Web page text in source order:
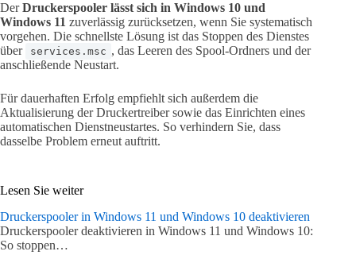
DerDruckerspooler lässt sich in Windows 10 und
Windows 11 zuverlässig zurücksetzen, wenn Sie systematisch
vorgehen. Die schnellste Lösung ist das Stoppen des Dienstes
über
services.msc , das Leeren des Spool-Ordners und der
anschließende Neustart.
Für dauerhaften Erfolg empfiehlt sich außerdem die
Aktualisierung der Druckertreiber sowie das Einrichten eines
automatischen Dienstneustartes. So verhindern Sie, dass
dasselbe Problem erneut auftritt.
Lesen Sie weiter
Druckerspooler in Windows 11 und Windows 10 deaktivieren
Druckerspooler deaktivieren in Windows 11 und Windows 10:
So stoppen…